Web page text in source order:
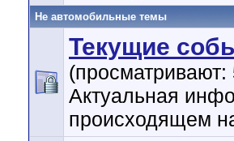
Не автомобильные темы
Текущие
(просматривают:
Актуальная
происходящем